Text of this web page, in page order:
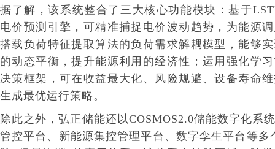
据了解，该系统整合了三大核心功能模块：基于
电价预测引擎，可精准捕捉电价波动趋势，为能源
搭载负荷特征提取算法的负荷需求解耦模型，能够
的动态平衡，提升能源利用的经济性；运用强化学
决策框架，可在收益最大化、风险规避、设备寿命
生成最优运行策略。
除此之外，弘正储能还以COSMOS2.0储能数字化系
管控平台、新能源集控管理平台、数字孪生平台等多